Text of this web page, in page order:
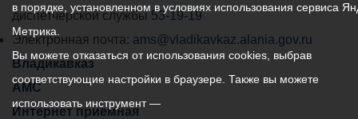
самоуправления
города
Владикавказ:
диспетчерской службы53-19-19
Электронная почта: ams@vladikavkaz.alania.gov.ru
Владикавказ
АМС
Интернет приемная
в порядке, установленном в условиях использования сервиса
Метрика.
Вы можете отказаться от использования cookies, выбрав
соответствующие настройки в браузере. Также вы можете
использовать инструмент —